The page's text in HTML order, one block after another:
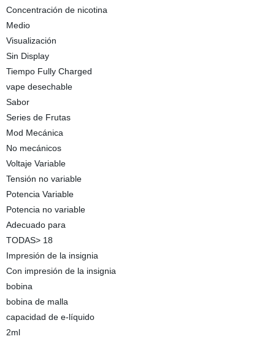
Concentración de nicotina
Medio
Visualización
Sin Display
Tiempo Fully Charged
vape desechable
Sabor
Series de Frutas
Mod Mecánica
No mecánicos
Voltaje Variable
Tensión no variable
Potencia Variable
Potencia no variable
Adecuado para
TODAS> 18
Impresión de la insignia
Con impresión de la insignia
bobina
bobina de malla
capacidad de e-líquido
2ml